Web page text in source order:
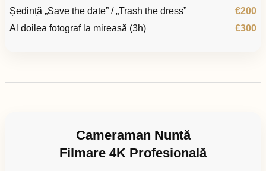
Ședință „Save the date” / „Trash the dress”
€200
Al doilea fotograf la mireasă (3h)
€300
Cameraman Nuntă
Filmare 4K Profesională